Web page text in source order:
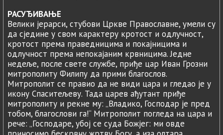
РАСУЂИВАЊЕ
Велики јерарси, стубови Цркве Православне, умели су
да сједине у свом карактеру кротост и одлучност,
кротост према праведницима и покајницима и
одлучност према непокајаним крвницима. Једне
недеље, после свете службе, приђе цар Иван Грозни
митрополиту Филипу да прими благослов.
Митрополит се правио да не види цара и гледао је у
икону Спаситељеву. Тада царев ађутант приђе
митрополиту и рекне му: „Владико, Господар је пред
тобом, благослови га!“ Митрополит погледа на цара и
рече: „Господаре, убој се суда Божјег: ми овде